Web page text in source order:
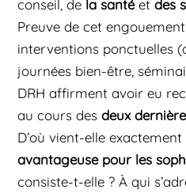
Preuve de cet
interventions ponctuelles
journées bien-être,
DRH affirment avoir eu
au cours desdeux
D’où vient-elle
avantageuse pour les
consiste-t-elle ? À qui